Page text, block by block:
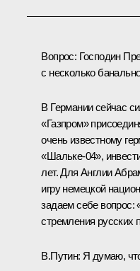
Вопрос: Господин
с несколько
В Германии сейчас
«Газпром»
очень известному
«Шальке-04»,
лет. Для Англии
игру немецкой
задаем себе
стремления русских
В.Путин: Я думаю,